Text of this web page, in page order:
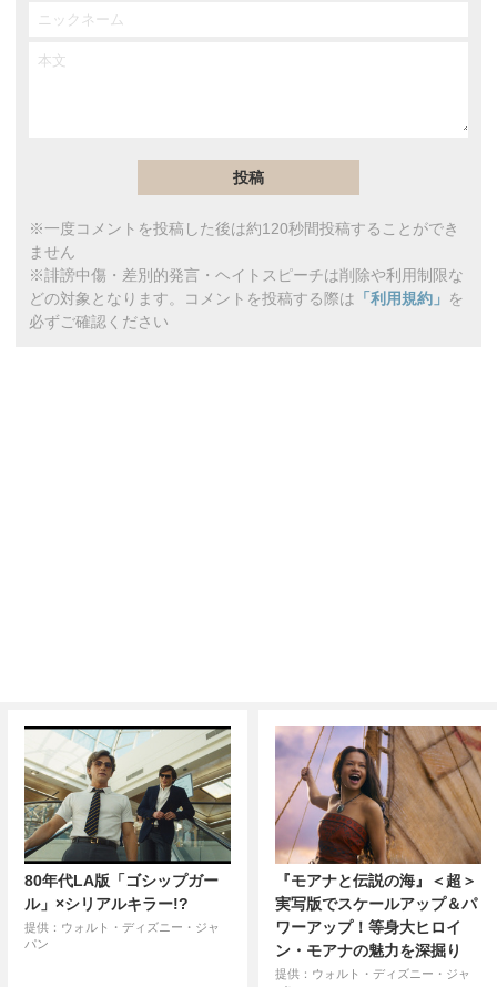
※一度コメントを投稿した後は約120秒間投稿することができ
ません
※誹謗中傷・差別的発言・ヘイトスピーチは削除や利用制限な
どの対象となります。コメントを投稿する際は 「利用規約」 を
必ずご確認ください
80年代LA版「ゴシップガー
ル」×シリアルキラー!?
提供：ウォルト・ディズニー・ジャ
パン
『モアナと伝説の海』＜超＞
実写版でスケールアップ＆パ
ワーアップ！等身大ヒロイ
ン・モアナの魅力を深掘り
提供：ウォルト・ディズニー・ジャ